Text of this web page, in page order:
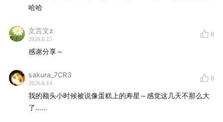
/Contact
新浪微博：@燃烧吧罗叔
抖音：燃烧吧罗叔
公众号：头号玩家toGo
合作微信： luoyoucai
哈哈
文言文z
2026.6.15
0
感谢分享～
sakura_7CR3
2026.6.14
0
我的额头小时候被说像蛋糕上的寿星～感觉这几天不那么大
了……